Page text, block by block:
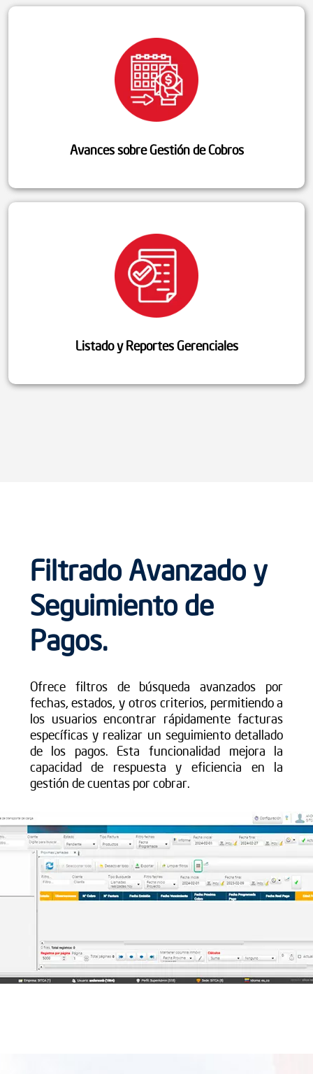
Avances sobre Gestión de Cobros
Listado y Reportes Gerenciales
Filtrado Avanzado y
Seguimiento de
Pagos.
Ofrece filtros de búsqueda avanzados por
fechas, estados, y otros criterios, permitiendo a
los usuarios encontrar rápidamente facturas
específicas y realizar un seguimiento detallado
de los pagos. Esta funcionalidad mejora la
capacidad de respuesta y eficiencia en la
gestión de cuentas por cobrar.